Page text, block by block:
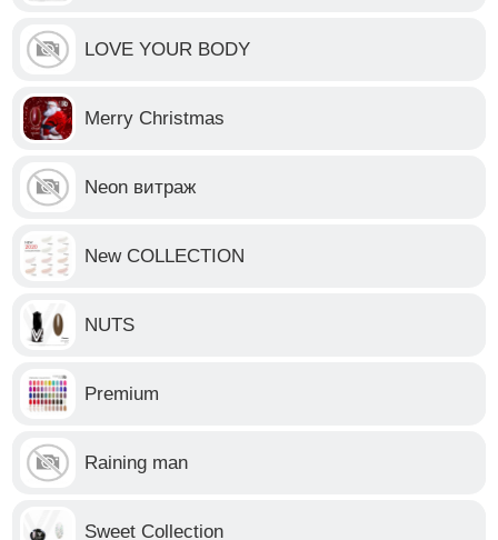
LOVE YOUR BODY
Merry Christmas
Neon витраж
New COLLECTION
NUTS
Premium
Raining man
Sweet Collection